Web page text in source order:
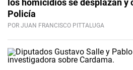
los homicidios se desplazan y
Policía
POR JUAN FRANCISCO PITTALUGA